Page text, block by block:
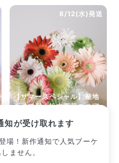
知が受け取れます
場！新作通知で人気ブーケ
ません。
8/12(水)発送
【サマースペシャル】産地
直送で届く松木園芸のつぼ
¥2,552
ーケ一覧へ